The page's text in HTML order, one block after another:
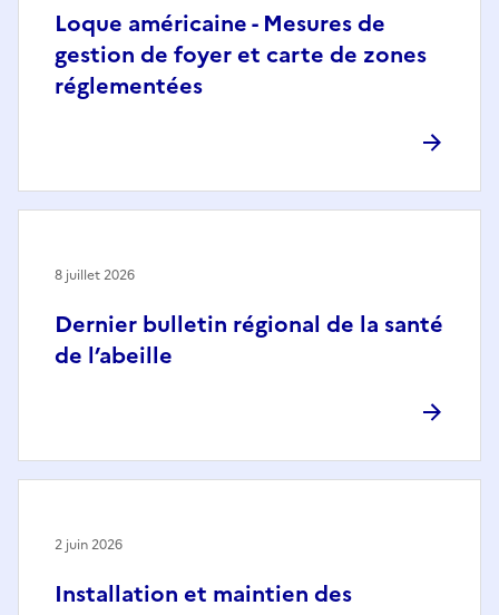
Loque américaine - Mesures de
gestion de foyer et carte de zones
réglementées
Dernier bulletin régional de la santé
de l’abeille
8 juillet 2026
Installation et maintien des
2 juin 2026